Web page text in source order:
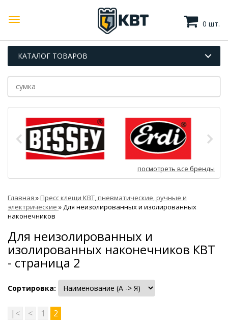
0 шт.
КАТАЛОГ ТОВАРОВ
посмотреть все бренды
Главная »Пресс клещи КВТ, пневматические, ручные и
электрические » Для неизолированных и изолированных
наконечников
Для неизолированных и
изолированных наконечников КВТ
- страница 2
Сортировка:
|< < 1 2